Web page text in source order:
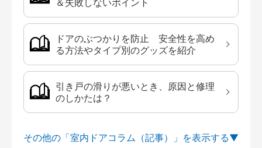
ドアのぶつかりを防止 安全性を高め
る方法やタイプ別のグッズを紹介
引き戸の滑りが悪いとき、原因と修理
のしかたは？
その他の「室内ドアコラム（記事）」を